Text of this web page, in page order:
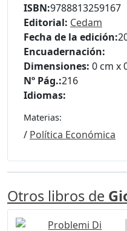
ISBN:9788813259167
Editorial: Cedam
Fecha de la edición:
Encuadernación:
Dimensiones: 0 cm x
Nº Pág.:216
Idiomas:
Materias:
/ Política Económica
Otros libros de